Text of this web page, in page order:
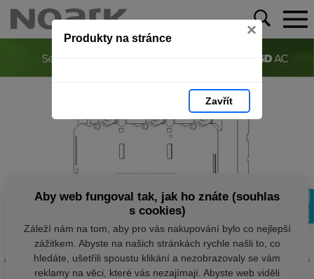
Produkty na stránce ×
Zavřít
Aby web fungoval tak, jak ho znáte (souhlas
s cookies)
Záleží nám na tom, aby pro vás nakupování bylo co nejlepší
zážitkem. Abyste na našich stránkách rychle našli to, co
hledáte, ušetřili spoustu klikání a nezobrazovaly se vám
reklamy na věci, které vás nezajímají. Abyste web viděli